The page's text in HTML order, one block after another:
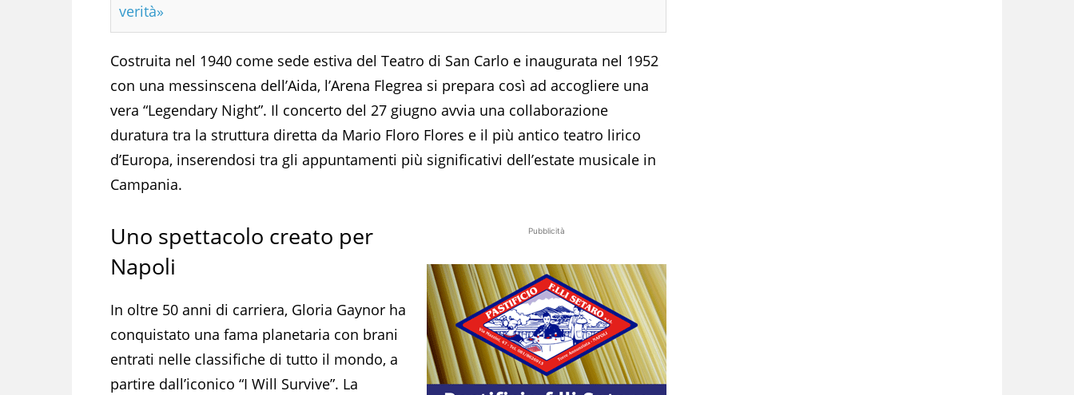
verità»
Costruita nel 1940 come sede estiva del Teatro di San Carlo e inaugurata nel 1952
con una messinscena dell’Aida, l’Arena Flegrea si prepara così ad accogliere una
vera “Legendary Night”. Il concerto del 27 giugno avvia una collaborazione
duratura tra la struttura diretta da Mario Floro Flores e il più antico teatro lirico
d’Europa, inserendosi tra gli appuntamenti più significativi dell’estate musicale in
Campania.
Pubblicità
Uno spettacolo creato per
Napoli
In oltre 50 anni di carriera, Gloria Gaynor ha
conquistato una fama planetaria con brani
entrati nelle classifiche di tutto il mondo, a
partire dall’iconico “I Will Survive”. La